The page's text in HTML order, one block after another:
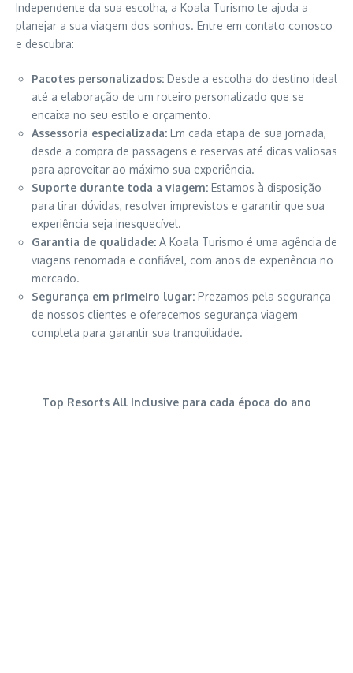
Independente da sua escolha, a Koala Turismo te ajuda a
planejar a sua viagem dos sonhos. Entre em contato conosco
e descubra:
Pacotes personalizados: Desde a escolha do destino ideal
até a elaboração de um roteiro personalizado que se
encaixa no seu estilo e orçamento.
Assessoria especializada: Em cada etapa de sua jornada,
desde a compra de passagens e reservas até dicas valiosas
para aproveitar ao máximo sua experiência.
Suporte durante toda a viagem: Estamos à disposição
para tirar dúvidas, resolver imprevistos e garantir que sua
experiência seja inesquecível.
Garantia de qualidade: A Koala Turismo é uma agência de
viagens renomada e confiável, com anos de experiência no
mercado.
Segurança em primeiro lugar: Prezamos pela segurança
de nossos clientes e oferecemos segurança viagem
completa para garantir sua tranquilidade.
Top Resorts All Inclusive para cada época do ano